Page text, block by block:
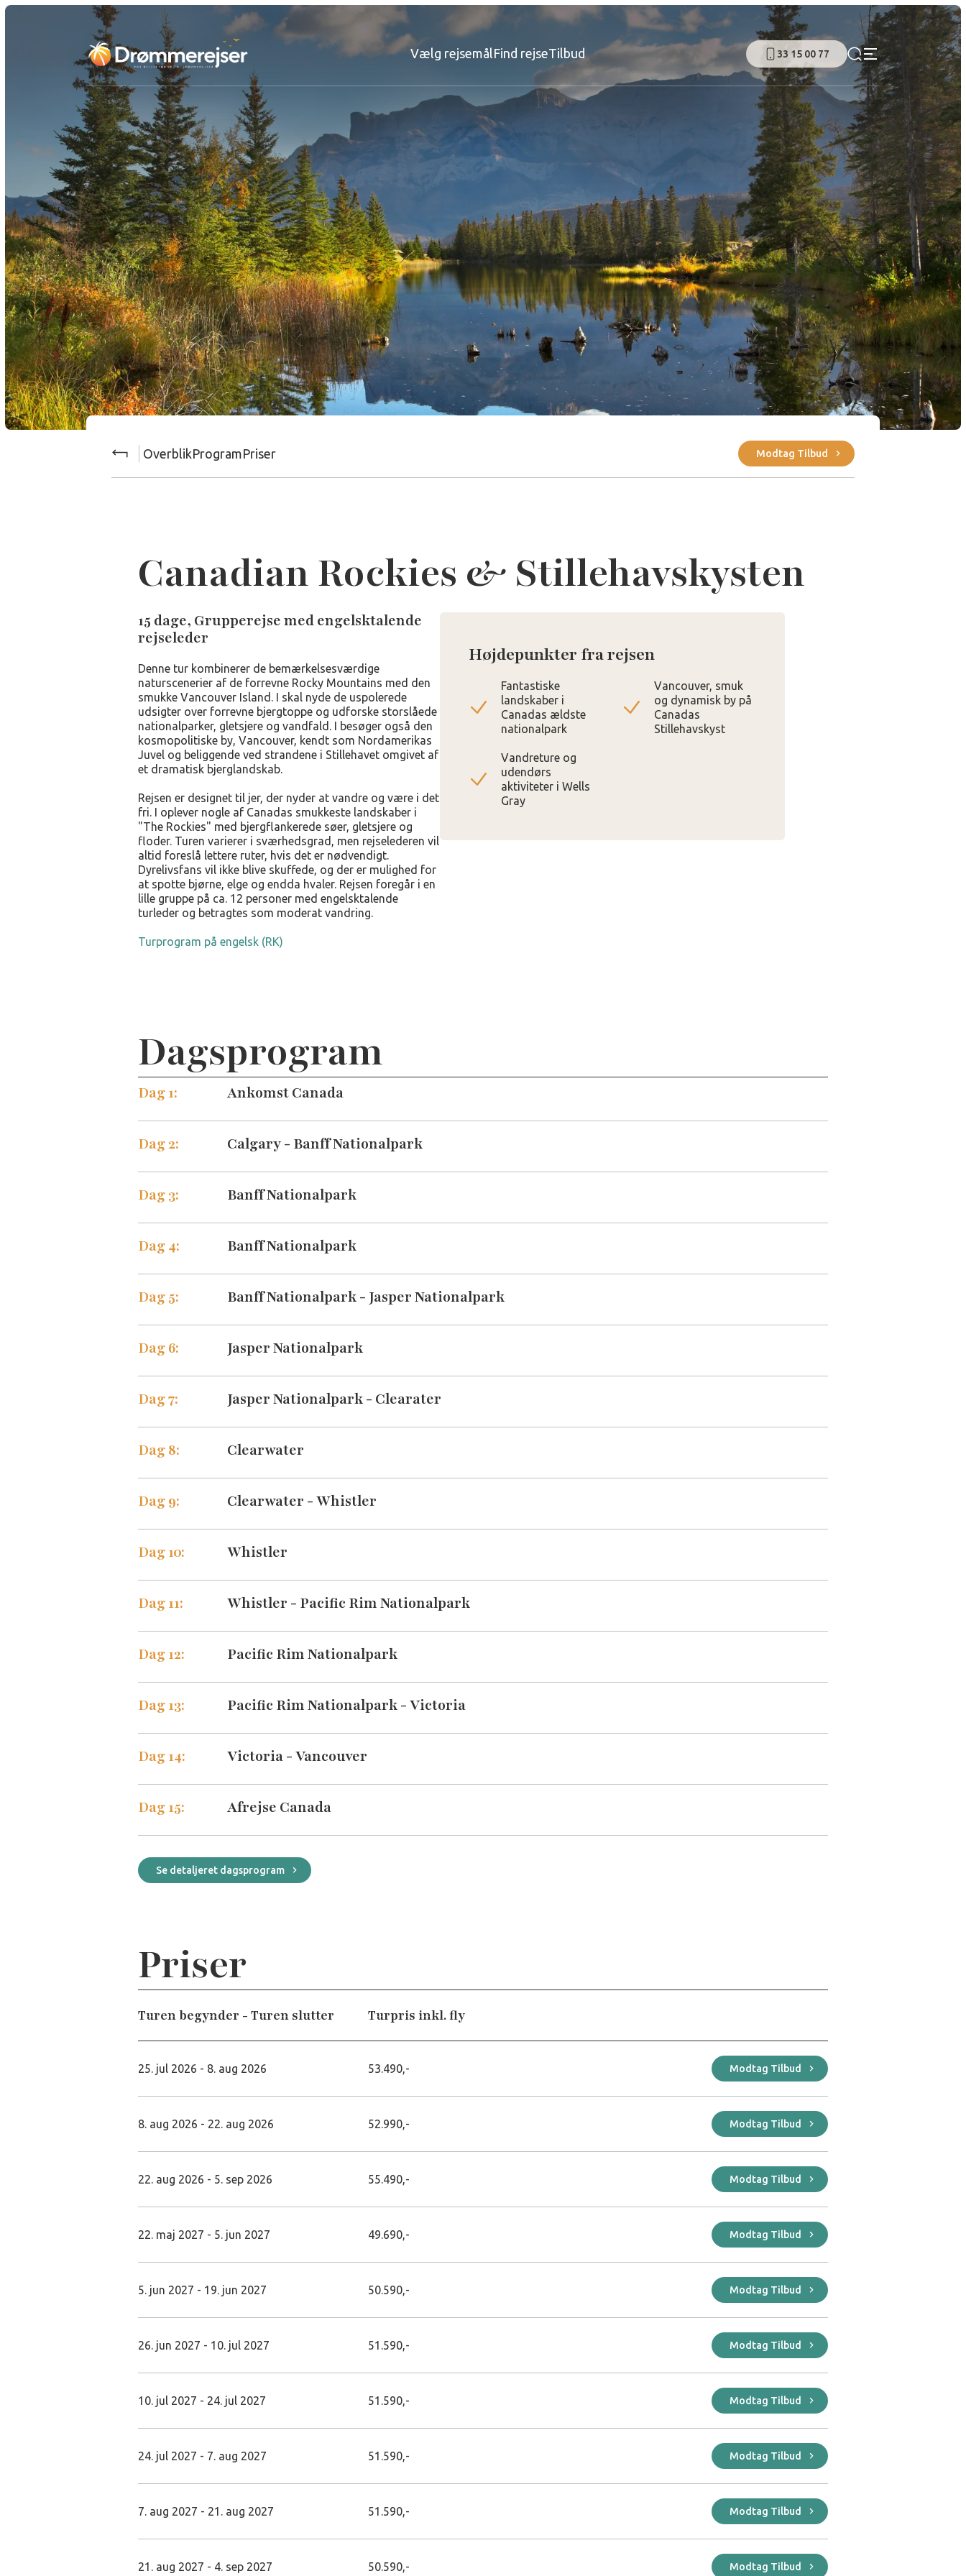
Vælg rejsemålFind rejseTilbud 33 15 00 77
OverblikProgramPriser Modtag Tilbud
Canadian Rockies & Stillehavskysten
15 dage, Grupperejse med engelsktalende
rejseleder
Denne tur kombinerer de bemærkelsesværdige
naturscenerier af de forrevne Rocky Mountains med den
smukke Vancouver Island. I skal nyde de uspolerede
udsigter over forrevne bjergtoppe og udforske storslåede
nationalparker, gletsjere og vandfald. I besøger også den
kosmopolitiske by, Vancouver, kendt som Nordamerikas
Juvel og beliggende ved strandene i Stillehavet omgivet af
et dramatisk bjerglandskab.
Rejsen er designet til jer, der nyder at vandre og være i det
fri. I oplever nogle af Canadas smukkeste landskaber i
"The Rockies" med bjergflankerede søer, gletsjere og
floder. Turen varierer i sværhedsgrad, men rejselederen vil
altid foreslå lettere ruter, hvis det er nødvendigt.
Dyrelivsfans vil ikke blive skuffede, og der er mulighed for
at spotte bjørne, elge og endda hvaler. Rejsen foregår i en
lille gruppe på ca. 12 personer med engelsktalende
turleder og betragtes som moderat vandring.
Turprogram på engelsk (RK)
Højdepunkter fra rejsen
Fantastiske
landskaber i
Canadas ældste
nationalpark
Vandreture og
udendørs
aktiviteter i Wells
Gray
Vancouver, smuk
og dynamisk by på
Canadas
Stillehavskyst
Dagsprogram
Dag 1: Ankomst Canada
Dag 2: Calgary - Banff Nationalpark
Dag 3: Banff Nationalpark
Dag 4: Banff Nationalpark
Dag 5: Banff Nationalpark - Jasper Nationalpark
Dag 6: Jasper Nationalpark
Dag 7: Jasper Nationalpark - Clearater
Dag 8: Clearwater
Dag 9: Clearwater - Whistler
Dag 10: Whistler
Dag 11: Whistler - Pacific Rim Nationalpark
Dag 12: Pacific Rim Nationalpark
Dag 13: Pacific Rim Nationalpark - Victoria
Dag 14: Victoria - Vancouver
Dag 15: Afrejse Canada
Se detaljeret dagsprogram
Priser
Turen begynder - Turen slutter Turpris inkl. fly
25. jul 2026 - 8. aug 2026 53.490,- Modtag Tilbud
8. aug 2026 - 22. aug 2026 52.990,- Modtag Tilbud
22. aug 2026 - 5. sep 2026 55.490,- Modtag Tilbud
22. maj 2027 - 5. jun 2027 49.690,- Modtag Tilbud
5. jun 2027 - 19. jun 2027 50.590,- Modtag Tilbud
26. jun 2027 - 10. jul 2027 51.590,- Modtag Tilbud
10. jul 2027 - 24. jul 2027 51.590,- Modtag Tilbud
24. jul 2027 - 7. aug 2027 51.590,- Modtag Tilbud
7. aug 2027 - 21. aug 2027 51.590,- Modtag Tilbud
21. aug 2027 - 4. sep 2027 50.590,- Modtag Tilbud